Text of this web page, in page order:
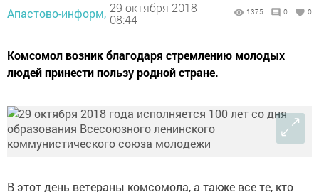
Апастово-информ, 29 октября 2018 -
08:44
1375 0 0
Комсомол возник благодаря стремлению молодых
людей принести пользу родной стране.
В этот день ветераны комсомола, а также все те, кто